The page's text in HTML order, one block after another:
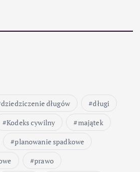
dziedziczenie długów
długi
Kodeks cywilny
majątek
planowanie spadkowe
prawo